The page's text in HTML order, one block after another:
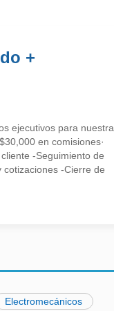
+
ejecutivos para nuestra
en comisiones·
-Seguimiento de
-Cierre de
Electromecánicos